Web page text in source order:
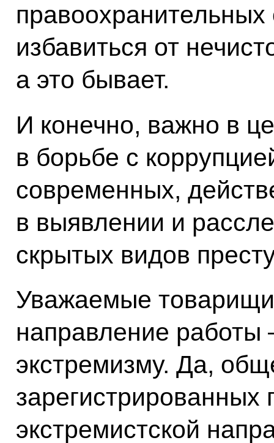
правоохранительных
избавиться от
а это бывает.
И конечно, важно в
в борьбе с
современных,
в выявлении и
скрытых видов
Уважаемые
направление работы
экстремизму. Да,
зарегистрированных
экстремистской